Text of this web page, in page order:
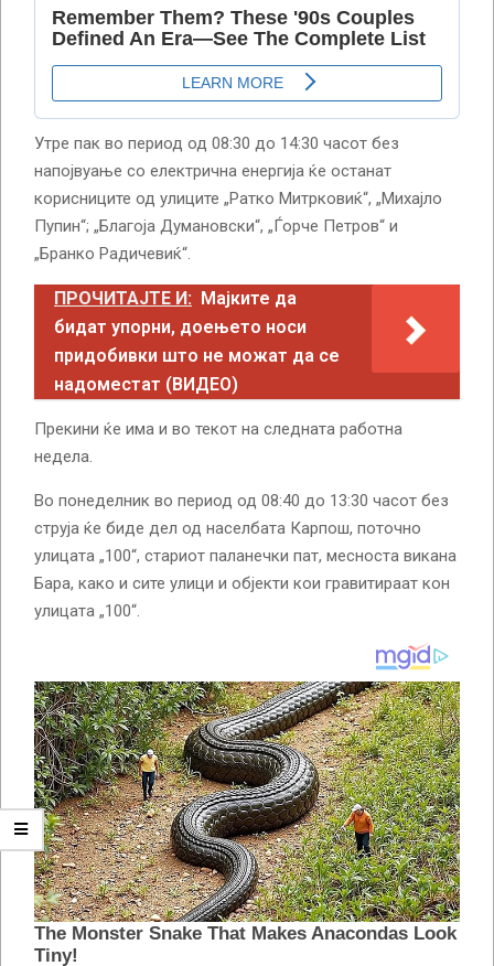
Утре пак во период од 08:30 до 14:30 часот без
напојвуање со електрична енергија ќе останат
корисниците од улиците „Ратко Митрковиќ“, „Михајло
Пупин“; „Благоја Думановски“, „Ѓорче Петров“ и
„Бранко Радичевиќ“.
ПРОЧИТАЈТЕ И: Мајките да
бидат упорни, доењето носи
придобивки што не можат да се
надоместат (ВИДЕО)
Прекини ќе има и во текот на следната работна
недела.
Во понеделник во период од 08:40 до 13:30 часот без
струја ќе биде дел од населбата Карпош, поточно
улицата „100“, стариот паланечки пат, месноста викана
Бара, како и сите улици и објекти кои гравитираат кон
улицата „100“.